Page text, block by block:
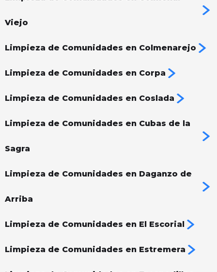
Viejo
Limpieza de Comunidades en Colmenarejo
Limpieza de Comunidades en Corpa
Limpieza de Comunidades en Coslada
Limpieza de Comunidades en Cubas de la
Sagra
Limpieza de Comunidades en Daganzo de
Arriba
Limpieza de Comunidades en El Escorial
Limpieza de Comunidades en Estremera